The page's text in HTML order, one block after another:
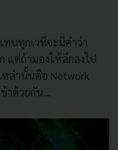
ทบทุกเวทีจะมีคำว่า
แต่ถ้ามองให้ลึกลงไป
ล่านั้นคือ Network
าด้วยกัน…